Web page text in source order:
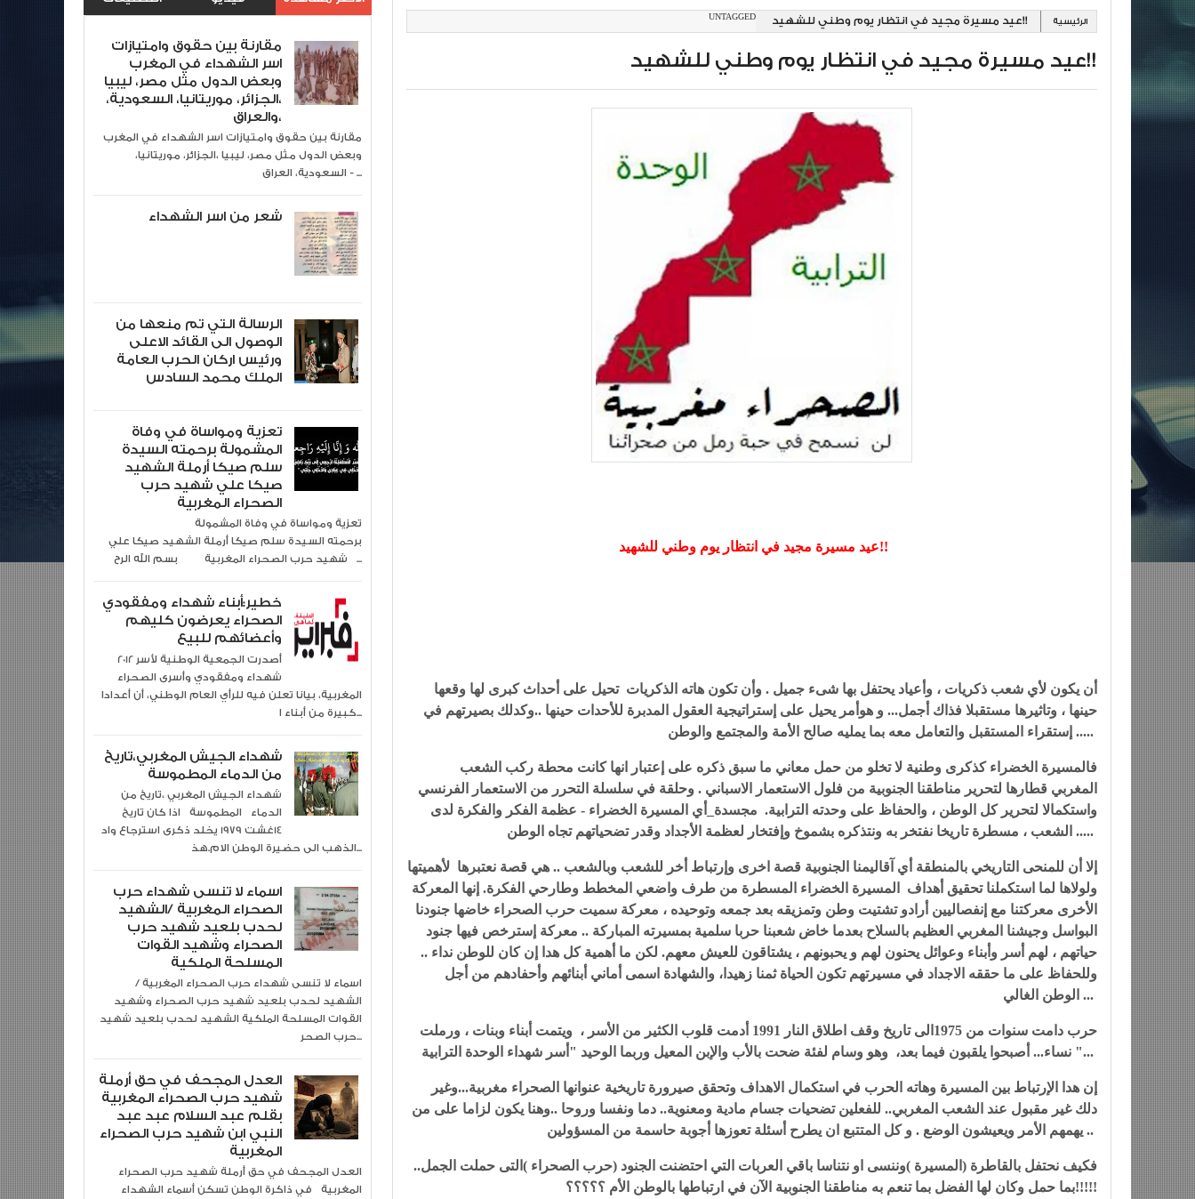
الرئيسية UNTAGGED عيد مسيرة مجيد في انتظار يوم وطني للشهيد!!
عيد مسيرة مجيد في انتظار يوم وطني للشهيد!!
عيد مسيرة مجيد في انتظار يوم وطني للشهيد!!
أن يكون لأي شعب ذكريات ، وأعياد يحتفل بها شىء جميل . وأن تكون هاته الذكريات تحيل على أحداث كبرى لها وقعها
حينها ، وتاثيرها مستقبلا فذاك أجمل... و هوأمر يحيل على إستراتيجية العقول المدبرة للأحدات حينها ..وكدلك بصيرتهم في
إستقراء المستقبل والتعامل معه بما يمليه صالح الأمة والمجتمع والوطن .....
المغربي قطارها لتحرير مناطقنا الجنوبية من فلول الاستعمار الاسباني . وحلقة في سلسلة التحرر من الاستعمار الفرنسي
واستكمالا لتحرير كل الوطن ، والحفاظ على وحدته الترابية. مجسدة_أي المسيرة الخضراء - عظمة الفكر والفكرة لدى
الشعب ، مسطرة تاريخا نفتخر به ونتذكره بشموخ وإفتخار لعظمة الأجداد وقدر تضحياتهم تجاه الوطن .....
إلا أن للمنحى التاريخي بالمنطقة أي آقاليمنا الجنوبية قصة اخرى وإرتباط أخر للشعب وبالشعب .. هي قصة نعتبرها لأهميتها
ولولاها لما استكملنا تحقيق أهداف المسيرة الخضراء المسطرة من طرف واضعي المخطط وطارحي الفكرة. إنها المعركة
الأخرى معركتنا مع إنفصاليين أرادو تشتيت وطن وتمزيقه بعد جمعه وتوحيده ، معركة سميت حرب الصحراء خاضها جنودنا
البواسل وجيشنا المغربي العظيم بالسلاح بعدما خاض شعبنا حربا سلمية بمسيرته المباركة .. معركة إسترخص فيها جنود
حياتهم ، لهم أسر وأبناء وعوائل يحنون لهم و يحبونهم ، يشتاقون للعيش معهم. لكن ما أهمية كل هدا إن كان للوطن نداء ..
وللحفاظ على ما حققه الاجداد في مسيرتهم تكون الحياة ثمنا زهيدا، والشهادة اسمى أماني أبنائهم وأحفادهم من أجل
الوطن الغالي ...
حرب دامت سنوات من 1975الى تاريخ وقف اطلاق النار 1991 أدمت قلوب الكثير من الأسر ، ويتمت أبناء وبنات ، ورملت
نساء... أصبحوا يلقبون فيما بعد، وهو وسام لفئة ضحت بالأب والإبن المعيل وربما الوحيد "أسر شهداء الوحدة الترابية "...
إن هدا الإرتباط بين المسيرة وهاته الحرب في استكمال الاهداف وتحقق صيرورة تاريخية عنوانها الصحراء مغربية...وغير
دلك غير مقبول عند الشعب المغربي.. للفعلين تضحيات جسام مادية ومعنوية.. دما ونفسا وروحا ..وهنا يكون لزاما على من
يهمهم الأمر ويعيشون الوضع . و كل المتتبع ان يطرح أسئلة تعوزها أجوبة حاسمة من المسؤولين ..
..فكيف نحتفل بالقاطرة (المسيرة )وننسى او نتناسا باقي العربات التي احتضنت الجنود (حرب الصحراء )التى حملت الجمل
بما حمل وكان لها الفضل بما تنعم به مناطقنا الجنوبية الآن في ارتباطها بالوطن الأم ؟؟؟؟؟!!!!!
مقارنة بين حقوق وامتيازات
اسر الشهداء في المغرب
وبعض الدول مثل مصر، ليبيا
،الجزائر، موريتانيا، السعودية،
والعراق،
مقارنة بين حقوق وامتيازات اسر الشهداء في المغرب
وبعض الدول مثل مصر، ليبيا ،الجزائر، موريتانيا،
السعودية، العراق - ...
شعر من اسر الشهداء
الرسالة التي تم منعها من
الوصول الى القائد الاعلى
ورئيس اركان الحرب العامة
الملك محمد السادس
تعزية ومواساة في وفاة
المشمولة برحمته السيدة
سلم صيكا أرملة الشهيد
صيكا علي شهيد حرب
الصحراء المغربية
برحمته السيدة سلم صيكا أرملة الشهيد صيكا علي
شهيد حرب الصحراء المغربية بسم الله الرح...
خطير:أبناء شهداء ومفقودي
الصحراء يعرضون كليهم
وأعضائهم للبيع
2012 أصدرت الجمعية الوطنية لأسر
شهداء ومفقودي وأسرى الصحراء
المغربية، بيانا تعلن فيه للرأي العام الوطني، أن أعدادا
كبيرة من أبناء ا...
شهداء الجيش المغربي،تاريخ
من الدماء المطموسة
شهداء الجيش المغربي ،تاريخ من
الدماء المطموسة اذا كان تاريخ
14غشت 1979 يخلد ذكرى استرجاع واد
الذهب الى حضيرة الوطن الام.هذ...
اسماء لا تنسى شهداء حرب
الصحراء المغربية /الشهيد
لحدب بلعيد شهيد حرب
الصحراء وشهيد القوات
المسلحة الملكية
الشهيد لحدب بلعيد شهيد حرب الصحراء وشهيد
القوات المسلحة الملكية الشهيد لحدب بلعيد شهيد
حرب الصحر...
العدل المجحف في حق أرملة
شهيد حرب الصحراء المغربية
بقلم عبد السلام عبد عبد
النبي ابن شهيد حرب الصحراء
المغربية
المغربية في ذاكرة الوطن تسكن أسماء الشهداء